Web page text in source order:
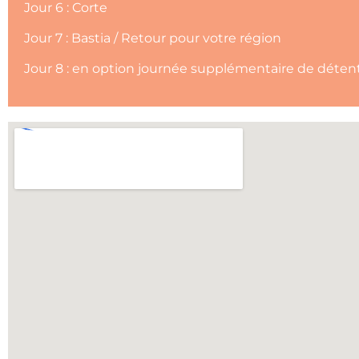
Jour 6 : Corte
Jour 7 : Bastia / Retour pour votre région
Jour 8 : en option journée supplémentaire de